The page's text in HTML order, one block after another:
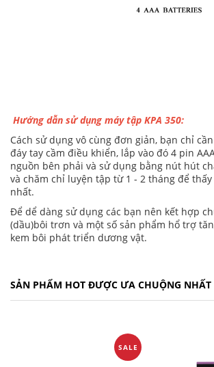
Hướng dẫn sử dụng máy tập KPA 350:
Cách sử dụng vô cùng đơn giản, bạn chỉ
đáy tay cầm điều khiển, lắp vào đó 4 pin
nguồn bên phải và sử dụng bằng nút hút
và chăm chỉ luyện tập từ 1 - 2 tháng để
nhất.
Để dể dàng sử dụng các bạn nên kết hợp
(dầu)bôi trơn và một số sản phẩm hổ trợ
kem bôi phát triển dương vật.
SẢN PHẨM HOT ĐƯỢC ƯA CHUỘNG NHẤT
SALE